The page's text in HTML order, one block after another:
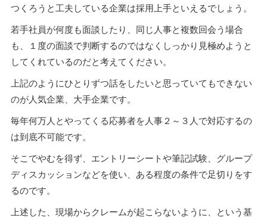
つくろうと工夫している企業は採用上手といえるでしょう。
若手社員が何度も面談したり、同じ人事と複数回会う場合
も、１度の面談で判断するのではなくしっかり見極めようと
してくれているのだと考えてください。
上記のようにひとりずつ話をしたいと思っていてもできない
のが人気企業、大手企業です。
毎年何万人とやってくる応募者を人事２～３人で対応するの
は到底不可能です。
そこでやむを得ず、エントリーシートや筆記試験、グループ
ディスカッションなどを使い、ある程度の条件で足切りをす
るのです。
上述した、現場からクレームが起こらないように、という基